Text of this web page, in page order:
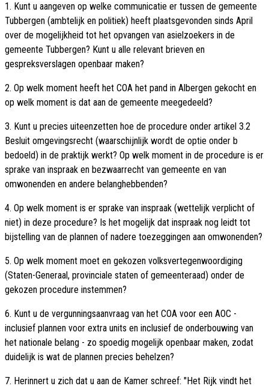
1. Kunt u aangeven op welke communicatie er tussen de gemeente
Tubbergen (ambtelijk en politiek) heeft plaatsgevonden sinds April
over de mogelijkheid tot het opvangen van asielzoekers in de
gemeente Tubbergen? Kunt u alle relevant brieven en
gespreksverslagen openbaar maken?
2. Op welk moment heeft het COA het pand in Albergen gekocht en
op welk moment is dat aan de gemeente meegedeeld?
3. Kunt u precies uiteenzetten hoe de procedure onder artikel 3.2
Besluit omgevingsrecht (waarschijnlijk wordt de optie onder b
bedoeld) in de praktijk werkt? Op welk moment in de procedure is er
sprake van inspraak en bezwaarrecht van gemeente en van
omwonenden en andere belanghebbenden?
4. Op welk moment is er sprake van inspraak (wettelijk verplicht of
niet) in deze procedure? Is het mogelijk dat inspraak nog leidt tot
bijstelling van de plannen of nadere toezeggingen aan omwonenden?
5. Op welk moment moet en gekozen volksvertegenwoordiging
(Staten-Generaal, provinciale staten of gemeenteraad) onder de
gekozen procedure instemmen?
6. Kunt u de vergunningsaanvraag van het COA voor een AOC -
inclusief plannen voor extra units en inclusief de onderbouwing van
het nationale belang - zo spoedig mogelijk openbaar maken, zodat
duidelijk is wat de plannen precies behelzen?
7. Herinnert u zich dat u aan de Kamer schreef: "Het Rijk vindt het